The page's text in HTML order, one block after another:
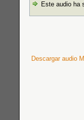
Este audio ha
Descargar audio